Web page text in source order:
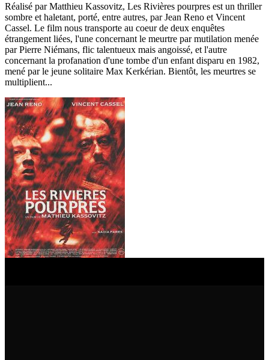
Réalisé par Matthieu Kassovitz, Les Rivières pourpres est un thriller
sombre et haletant, porté, entre autres, par Jean Reno et Vincent
Cassel. Le film nous transporte au coeur de deux enquêtes
étrangement liées, l'une concernant le meurtre par mutilation menée
par Pierre Niémans, flic talentueux mais angoissé, et l'autre
concernant la profanation d'une tombe d'un enfant disparu en 1982,
mené par le jeune solitaire Max Kerkérian. Bientôt, les meurtres se
multiplient...